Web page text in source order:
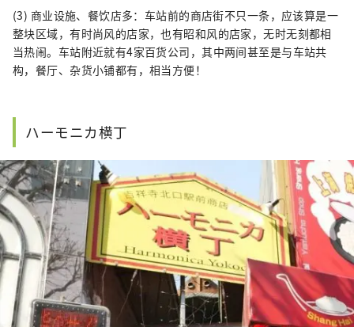
(3) 商业设施、餐饮店多：车站前的商店街不只一条，应该算是一
整块区域，有时尚风的店家，也有昭和风的店家，无时无刻都相
当热闹。车站附近就有4家百货公司，其中两间甚至是与车站共
构，餐厅、杂货小铺都有，相当方便！
ハーモニカ横丁